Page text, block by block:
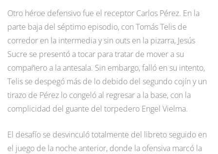
Otro héroe defensivo fue el receptor Carlos Pérez. En la
parte baja del séptimo episodio, con Tomás Telis de
corredor en la intermedia y sin outs en la pizarra, Jesús
Sucre se presentó a tocar para tratar de mover a su
compañero a la antesala. Sin embargo, falló en su intento,
Telis se despegó más de lo debido del segundo cojín y un
tirazo de Pérez lo congeló al regresar a la base, con la
complicidad del guante del torpedero Engel Vielma.
El desafío se desvinculó totalmente del libreto seguido en
el juego de la noche anterior, donde la ofensiva marcó la